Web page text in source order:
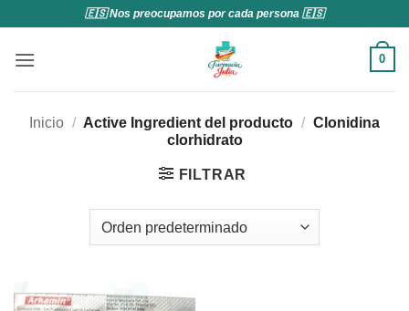
contenido
🇪🇸 Nos preocupamos por cada persona 🇪🇸
0
Inicio / Active Ingredient del producto / Clonidina
clorhidrato
FILTRAR